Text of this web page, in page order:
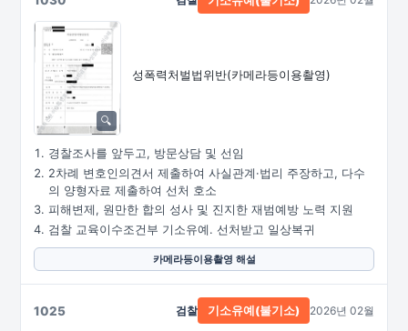
성폭력처벌법위반(카메라등이용촬영)
경찰조사를 앞두고, 방문상담 및 선임
2차례 변호인의견서 제출하여 사실관계·법리 주장하고, 다수
의 양형자료 제출하여 선처 호소
피해변제, 원만한 합의 성사 및 진지한 재범예방 노력 지원
검찰 교육이수조건부 기소유예. 선처받고 일상복귀
카메라등이용촬영 해설
1025 검찰 기소유예(불기소) 2026년 02월